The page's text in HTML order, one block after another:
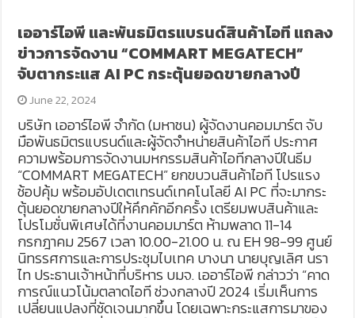
เออาร์ไอพี และพันธมิตรแบรนด์สินค้าไอที แถลง
ข่าวการจัดงาน “COMMART MEGATECH”
จับตากระแส AI PC กระตุ้นยอดขายกลางปี
June 22, 2024
บริษัท เออาร์ไอพี จำกัด (มหาชน) ผู้จัดงานคอมมาร์ต จับ
มือพันธมิตรแบรนด์และผู้จัดจำหน่ายสินค้าไอที ประกาศ
ความพร้อมการจัดงานมหกรรมสินค้าไอทีกลางปีในธีม
“COMMART MEGATECH” ยกขบวนสินค้าไอที โปรแรง
ช้อปคุ้ม พร้อมอัปเดตเทรนด์เทคโนโลยี AI PC ที่จะมากระ
ตุ้นยอดขายกลางปีให้คึกคักอีกครั้ง เตรียมพบสินค้าและ
โปรโมชั่นพิเศษได้ที่งานคอมมาร์ต ห้ามพลาด 11-14
กรกฎาคม 2567 เวลา 10.00-21.00 น. ณ EH 98-99 ศูนย์
นิทรรศการและการประชุมไบเทค บางนา นายบุญเลิศ นรา
ไท ประธานเจ้าหน้าที่บริหาร บมจ. เออาร์ไอพี กล่าวว่า “คาด
การณ์แนวโน้มตลาดไอที ช่วงกลางปี 2024 เริ่มเห็นการ
เปลี่ยนแปลงที่ชัดเจนมากขึ้น โดยเฉพาะกระแสการมาของ